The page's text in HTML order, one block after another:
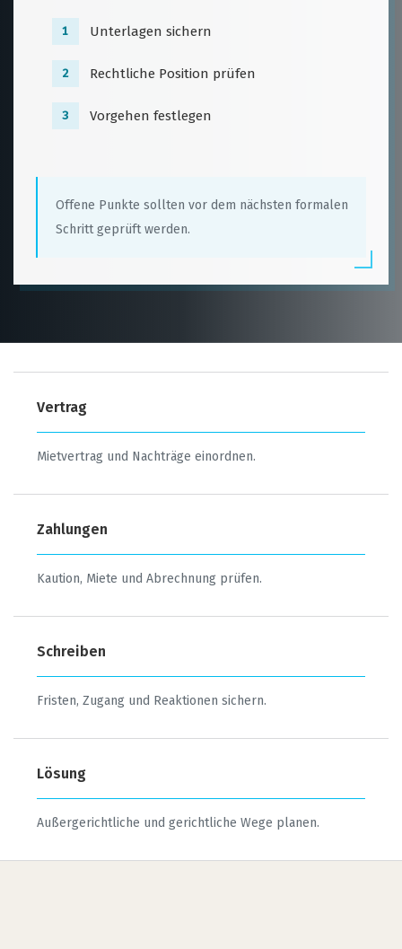
1 Unterlagen sichern
2 Rechtliche Position prüfen
3 Vorgehen festlegen
Offene Punkte sollten vor dem nächsten formalen
Schritt geprüft werden.
Vertrag
Mietvertrag und Nachträge einordnen.
Zahlungen
Kaution, Miete und Abrechnung prüfen.
Schreiben
Fristen, Zugang und Reaktionen sichern.
Lösung
Außergerichtliche und gerichtliche Wege planen.